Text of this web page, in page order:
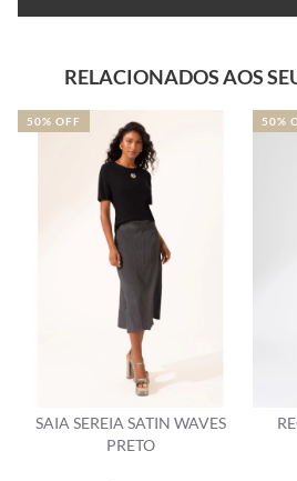
RELACIONADOS AOS
SAIA SEREIA SATIN WAVES
PRETO
50% OFF 50%